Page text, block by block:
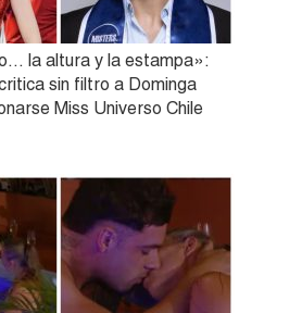
la altura y la estampa»:
sin filtro a Dominga
Miss Universo Chile